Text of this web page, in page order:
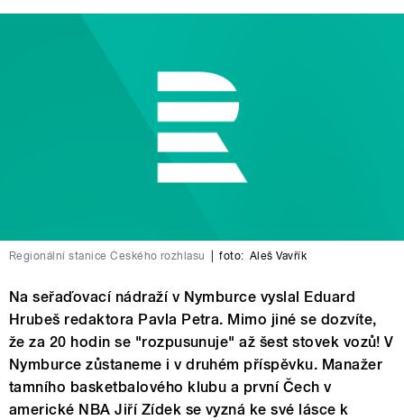
Regionální stanice Českého rozhlasu foto: Aleš Vavřík
Na seřaďovací nádraží v Nymburce vyslal Eduard
Hrubeš redaktora Pavla Petra. Mimo jiné se dozvíte,
že za 20 hodin se "rozpusunuje" až šest stovek vozů! V
Nymburce zůstaneme i v druhém příspěvku. Manažer
tamního basketbalového klubu a první Čech v
americké NBA Jiří Zídek se vyzná ke své lásce k